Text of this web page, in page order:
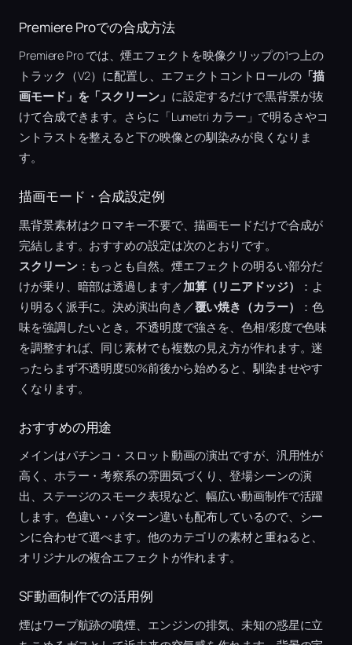
Premiere Proでの合成方法
Premiere Pro では、煙エフェクトを映像クリップの1つ上の
トラック（V2）に配置し、エフェクトコントロールの「描
画モード」を「スクリーン」 に設定するだけで黒背景が抜
けて合成できます。さらに「Lumetri カラー」で明るさやコ
ントラストを整えると下の映像との馴染みが良くなりま
す。
描画モード・合成設定例
黒背景素材はクロマキー不要で、描画モードだけで合成が
完結します。おすすめの設定は次のとおりです。
スクリーン：もっとも自然。煙エフェクトの明るい部分だ
けが乗り、暗部は透過します／加算（リニアドッジ）
：よ
り明るく派手に。決め演出向き／覆い焼き（カラー）
：色
味を強調したいとき。不透明度で強さを、色相/彩度で色味
を調整すれば、同じ素材でも複数の見え方が作れます。迷
ったらまず不透明度50%前後から始めると、馴染ませやす
くなります。
おすすめの用途
メインはパチンコ・スロット動画の演出ですが、汎用性が
高く、ホラー・考察系の雰囲気づくり、登場シーンの演
出、ステージのスモーク表現など、幅広い動画制作で活躍
します。色違い・パターン違いも配布しているので、シー
ンに合わせて選べます。他のカテゴリの素材と重ねると、
オリジナルの複合エフェクトが作れます。
SF動画制作での活用例
煙はワープ航跡の噴煙、エンジンの排気、未知の惑星に立